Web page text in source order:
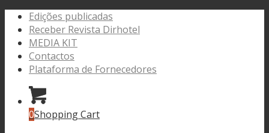
Edições publicadas
Receber Revista Dirhotel
MEDIA KIT
Contactos
Plataforma de Fornecedores
0Shopping Cart